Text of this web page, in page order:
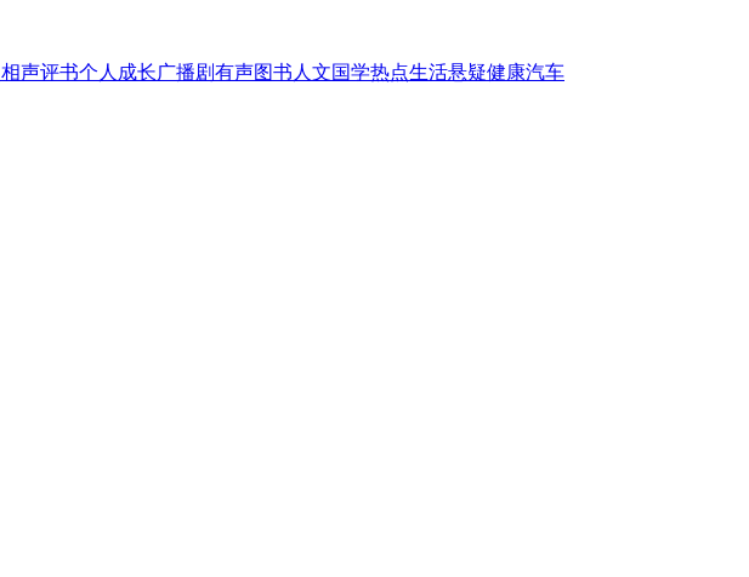
相声评书个人成长广播剧有声图书 人文国学热点生活悬疑健康汽车